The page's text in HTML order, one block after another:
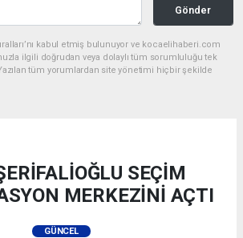
Gönder
kabul etmiş bulunuyor ve kocaelihaberi.com
ilgili doğrudan veya dolaylı tüm sorumluluğu tek
tüm yorumlardan site yönetimi hiçbir şekilde
SEÇİM
MERKEZİNİ AÇTI
GÜNCEL